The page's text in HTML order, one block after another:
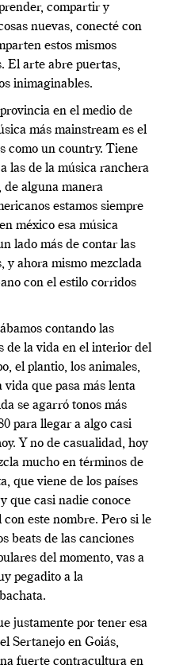
compartir y
nuevas, conecté con
estos mismos
El arte abre puertas,
inimaginables.
en el medio de
más mainstream es el
como un country. Tiene
las de la música ranchera
de alguna manera
estamos siempre
méxico esa música
lado más de contar las
y ahora mismo mezclada
con el estilo corridos
contando las
de la vida en el interior del
el plantio, los animales,
vida que pasa más lenta
se agarró tonos más
para llegar a algo casi
Y no de casualidad, hoy
mucho en términos de
que viene de los países
que casi nadie conoce
este nombre. Pero si le
beats de las canciones
del momento, vas a
pegadito a la
justamente por tener esa
Sertanejo en Goiás,
fuerte contracultura en